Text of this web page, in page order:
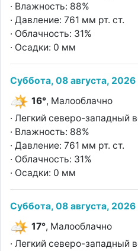
· Влажность: 88%
· Давление: 761 мм рт. ст.
· Облачность: 31%
· Осадки: 0 мм
Суббота, 08 августа,
16°, Малооблачно
· Легкий северо-западный
· Влажность: 88%
· Давление: 761 мм рт. ст.
· Облачность: 31%
· Осадки: 0 мм
Суббота, 08 августа,
17°, Малооблачно
· Легкий северо-западный